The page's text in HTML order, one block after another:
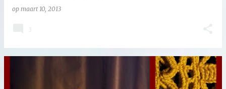
op maart 10, 2013